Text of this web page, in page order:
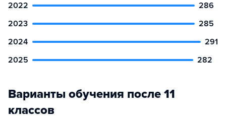
2022
286
2023
285
2024
291
2025
282
Варианты обучения после 11
классов